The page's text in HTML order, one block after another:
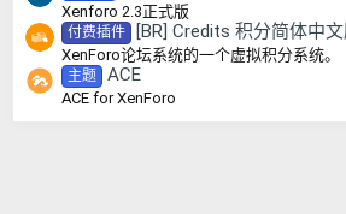
Xenforo 2.3正式版
付费插件 [BR] Credits 积分简体中
XenForo论坛系统的一个虚拟积分系统。
主题 ACE
ACE for XenForo